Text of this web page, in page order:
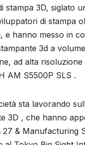
stampa 3D, siglato
di stampa
e hanno messo in
3d a
ad alta risoluzione
AM S5500P SLS .
sta lavorando
3D , che hanno
27 & Manufacturing